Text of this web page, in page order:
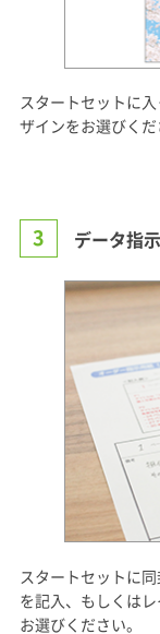
スタートセットに
ザインをお選びくだ
3 データ指
スタートセットに
を記入、もしくは
お選びください。